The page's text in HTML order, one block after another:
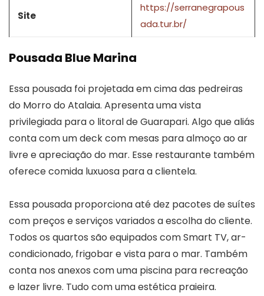
Site
https://serranegrapous
ada.tur.br/
Pousada Blue Marina
Essa pousada foi projetada em cima das pedreiras
do Morro do Atalaia. Apresenta uma vista
privilegiada para o litoral de Guarapari. Algo que aliás
conta com um deck com mesas para almoço ao ar
livre e apreciação do mar. Esse restaurante também
oferece comida luxuosa para a clientela.
Essa pousada proporciona até dez pacotes de suítes
com preços e serviços variados a escolha do cliente.
Todos os quartos são equipados com Smart TV, ar-
condicionado, frigobar e vista para o mar. Também
conta nos anexos com uma piscina para recreação
e lazer livre. Tudo com uma estética praieira.